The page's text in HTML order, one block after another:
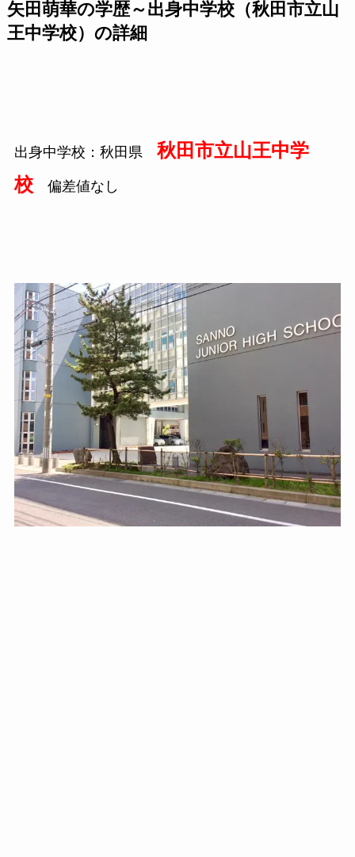
矢田萌華の学歴～出身中学校（秋田市立山
王中学校）の詳細
出身中学校：秋田県 秋田市立山王中学
校偏差値なし